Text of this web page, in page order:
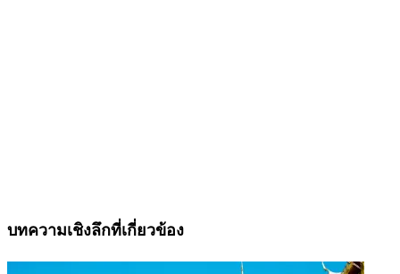
บทความเชิงลึกที่เกี่ยวข้อง